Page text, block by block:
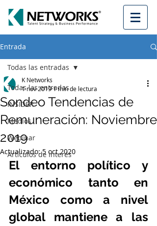
Entrada
Todas las entradas
INSIDER
Medios
Webinar
Artículos de interés
Todas las entradas
Sondeo Tendencias de
Remuneración: Noviembre
2019
K Networks
1 nov 20191 min de lectura
Actualizado:5 oct 2020
El entorno político y
económico tanto en
México como a nivel
global mantiene a las